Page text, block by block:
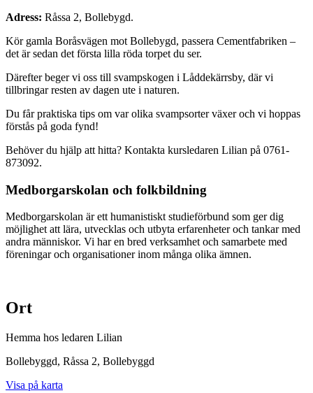
Adress: Råssa 2, Bollebygd.
Kör gamla Boråsvägen mot Bollebygd, passera Cementfabriken –
det är sedan det första lilla röda torpet du ser.
Därefter beger vi oss till svampskogen i Låddekärrsby, där vi
tillbringar resten av dagen ute i naturen.
Du får praktiska tips om var olika svampsorter växer och vi hoppas
förstås på goda fynd!
Behöver du hjälp att hitta? Kontakta kursledaren Lilian på 0761-
873092.
Medborgarskolan och folkbildning
Medborgarskolan är ett humanistiskt studieförbund som ger dig
möjlighet att lära, utvecklas och utbyta erfarenheter och tankar med
andra människor. Vi har en bred verksamhet och samarbete med
föreningar och organisationer inom många olika ämnen.
Ort
Hemma hos ledaren Lilian
Bollebyggd, Råssa 2, Bollebyggd
Visa på karta